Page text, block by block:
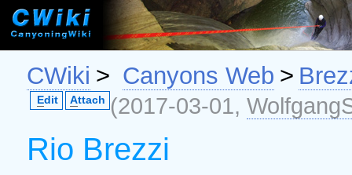
CWiki > Canyons Web >
(2017-03-01,
Edit Attach
Rio Brezzi